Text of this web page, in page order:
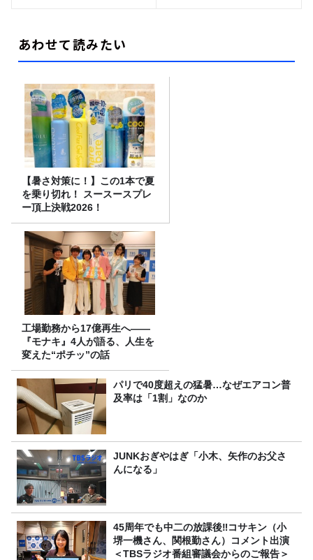
あわせて読みたい
【暑さ対策に！】この1本で夏
を乗り切れ！ スースースプレ
ー頂上決戦2026！
工場勤務から17億再生へ——
『モナキ』4人が語る、人生を
変えた“ポチッ”の話
パリで40度超えの猛暑…なぜエアコン普
及率は「1割」なのか
JUNKおぎやはぎ「小木、矢作のお父さ
んになる」
45周年でも中二の放課後‼コサキン（小
堺一機さん、関根勤さん）コメント出演
＜TBSラジオ番組審議会からのご報告＞